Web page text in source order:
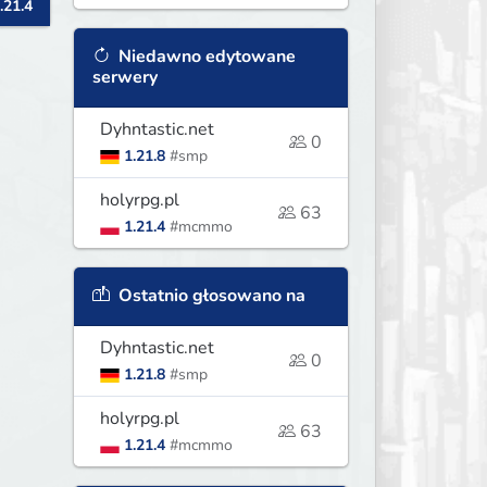
Niedawno edytowane
serwery
Dyhntastic.net
1.21.8 #smp
0
holyrpg.pl
1.21.4 #mcmmo
63
Ostatnio głosowano na
Dyhntastic.net
1.21.8 #smp
0
holyrpg.pl
1.21.4 #mcmmo
63